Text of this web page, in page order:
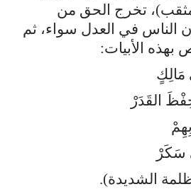
تخرج الحق من
الناس في العدل سواء، ثم
بهذه الأبيات:
القَدَرْ
سَكَرْ
الشديدة).